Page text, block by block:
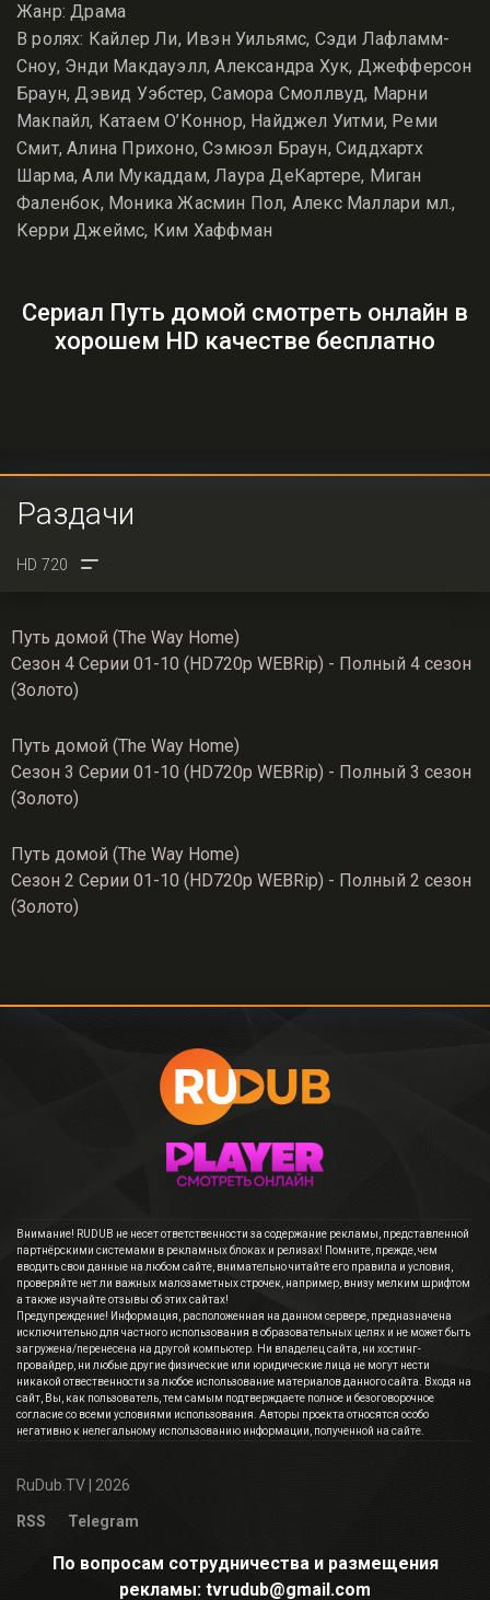
Жанр: Драма
В ролях: Кайлер Ли, Ивэн Уильямс, Сэди Лафламм-
Сноу, Энди Макдауэлл, Александра Хук, Джефферсон
Браун, Дэвид Уэбстер, Самора Смоллвуд, Марни
Макпайл, Катаем О’Коннор, Найджел Уитми, Реми
Смит, Алина Прихоно, Сэмюэл Браун, Сиддхартх
Шарма, Али Мукаддам, Лаура ДеКартере, Миган
Фаленбок, Моника Жасмин Пол, Алекс Маллари мл.,
Керри Джеймс, Ким Хаффман
Сериал Путь домой смотреть онлайн в
хорошем HD качестве бесплатно
Раздачи
Путь домой (The Way Home)
Сезон 4 Серии 01-10 (HD720p WEBRip) - Полный 4 сезон
(Золото)
Путь домой (The Way Home)
Сезон 3 Серии 01-10 (HD720p WEBRip) - Полный 3 сезон
(Золото)
Путь домой (The Way Home)
Сезон 2 Серии 01-10 (HD720p WEBRip) - Полный 2 сезон
(Золото)
Внимание! RUDUB не несет ответственности за содержание рекламы, представленной
партнёрскими системами в рекламных блоках и релизах! Помните, прежде, чем
вводить свои данные на любом сайте, внимательно читайте его правила и условия,
проверяйте нет ли важных малозаметных строчек, например, внизу мелким шрифтом
а также изучайте отзывы об этих сайтах!
Предупреждение! Информация, расположенная на данном сервере, предназначена
исключительно для частного использования в образовательных целях и не может быть
загружена/перенесена на другой компьютер. Ни владелец сайта, ни хостинг-
провайдер, ни любые другие физические или юридические лица не могут нести
никакой отвественности за любое использование материалов данного сайта. Входя на
сайт, Вы, как пользователь, тем самым подтверждаете полное и безоговорочное
согласие со всеми условиями использования. Авторы проекта относятся особо
негативно к нелегальному использованию информации, полученной на сайте.
RuDub.TV | 2026
RSS Telegram
По вопросам сотрудничества и размещения
рекламы: tvrudub@gmail.com